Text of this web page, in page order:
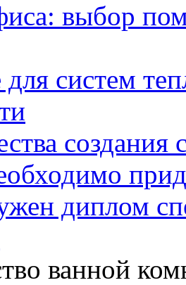
выбор
систем
создания
диплом
ванной